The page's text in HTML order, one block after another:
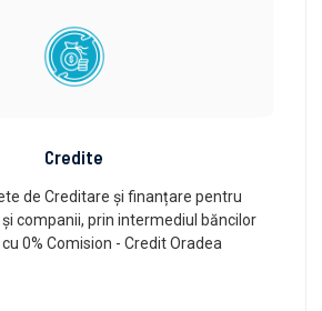
Credite
de Creditare și finanțare pentru
companii, prin intermediul băncilor
0% Comision - Credit Oradea